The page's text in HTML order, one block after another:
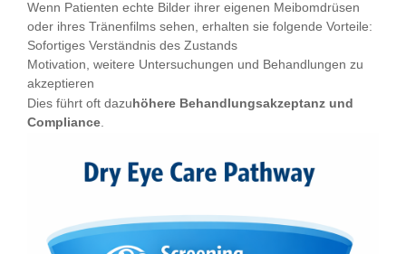
Wenn Patienten echte Bilder ihrer eigenen Meibomdrüsen
oder ihres Tränenfilms sehen, erhalten sie folgende Vorteile:
Sofortiges Verständnis des Zustands
Motivation, weitere Untersuchungen und Behandlungen zu
akzeptieren
Dies führt oft dazuhöhere Behandlungsakzeptanz und
Compliance.